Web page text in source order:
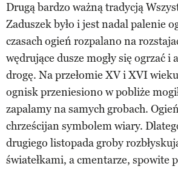
Drugą bardzo ważną tradycją
Zaduszek było i jest nadal palenie
czasach ogień rozpalano na
wędrujące dusze mogły się ogrzać i
drogę. Na przełomie XV i XVI
ognisk przeniesiono w pobliże
zapalamy na samych grobach.
chrześcijan symbolem wiary.
drugiego listopada groby
światełkami, a cmentarze, spowite